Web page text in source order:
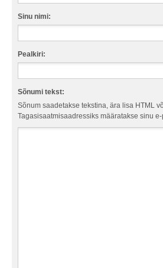
Sinu nimi:
Pealkiri:
Sõnumi tekst:
Sõnum saadetakse tekstina, ära lisa HTML
Tagasisaatmisaadressiks määratakse sinu